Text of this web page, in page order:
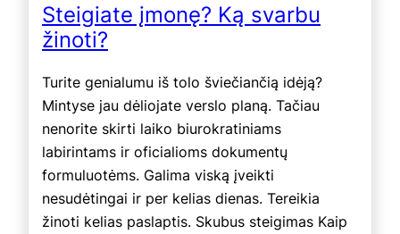
Steigiate įmonę? Ką svarbu
žinoti?
Turite genialumu iš tolo šviečiančią idėją?
Mintyse jau dėliojate verslo planą. Tačiau
nenorite skirti laiko biurokratiniams
labirintams ir oficialioms dokumentų
formuluotėms. Galima viską įveikti
nesudėtingai ir per kelias dienas. Tereikia
žinoti kelias paslaptis. Skubus steigimas Kaip